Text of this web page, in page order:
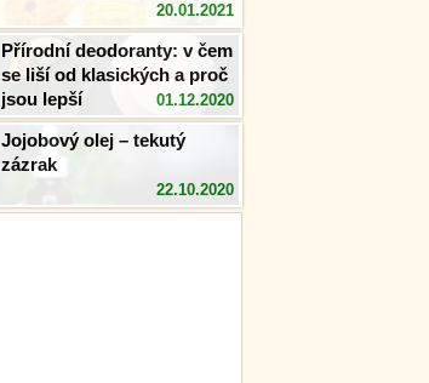
20.01.2021
Přírodní deodoranty: v čem
se liší od klasických a proč
jsou lepší
01.12.2020
Jojobový olej – tekutý
zázrak
22.10.2020